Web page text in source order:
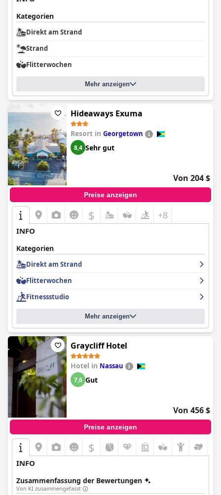
Kategorien
Direkt am Strand
Strand
Flitterwochen
Mehr anzeigen
Hideaways Exuma
Resort in Georgetown
8,4 Sehr gut
Von 204 $
Preise anzeigen
$ +8
INFO
Kategorien
Direkt am Strand
Flitterwochen
Fitnessstudio
Mehr anzeigen
Graycliff Hotel
Hotel in Nassau
7,6 Gut
Von 456 $
Preise anzeigen
$
INFO
Zusammenfassung der Bewertungen
Von KI zusammengefasst